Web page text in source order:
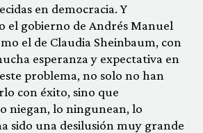
en democracia. Y
gobierno de Andrés Manuel
el de Claudia Sheinbaum, con
esperanza y expectativa en
problema, no solo no han
con éxito, sino que
niegan, lo ningunean, lo
sido una desilusión muy grande